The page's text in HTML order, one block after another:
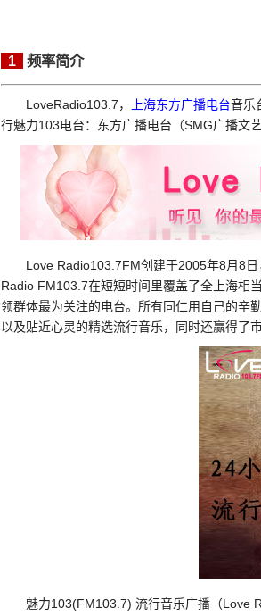
1 频率简介
LoveRadio103.7， 上海东方广播电台音乐
行魅力103电台：东方广播电台（SMG广播文艺
Love Radio103.7FM创建于2005年8月8
Radio FM103.7在短短时间里覆盖了全上海相
领群体最为关注的电台。所有同仁用自己的辛
以及贴近心灵的精选流行音乐，同时还赢得了
魅力103(FM103.7) 流行音乐广播（Love